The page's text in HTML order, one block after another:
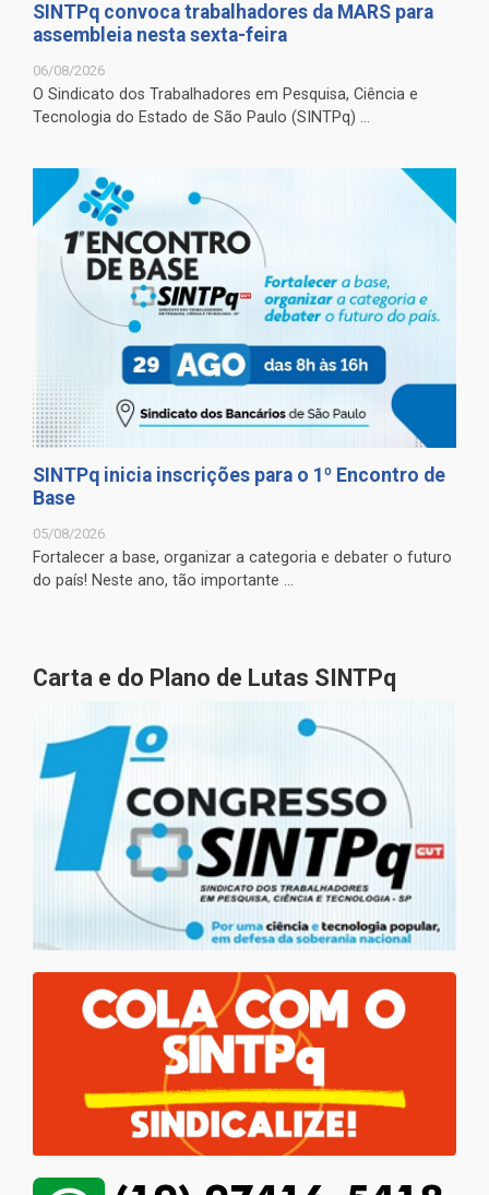
SINTPq convoca trabalhadores da MARS para
assembleia nesta sexta-feira
06/08/2026
O Sindicato dos Trabalhadores em Pesquisa, Ciência e
Tecnologia do Estado de São Paulo (SINTPq) ...
SINTPq inicia inscrições para o 1º Encontro de
Base
05/08/2026
Fortalecer a base, organizar a categoria e debater o futuro
do país! Neste ano, tão importante ...
Carta e do Plano de Lutas SINTPq